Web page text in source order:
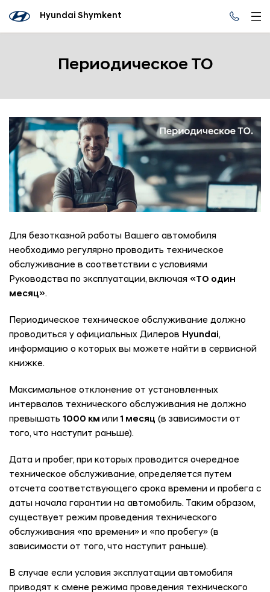
Hyundai Shymkent
Периодическое ТО
Для безотказной работы Вашего автомобиля
необходимо регулярно проводить техническое
обслуживание в соответствии с условиями
Руководства по эксплуатации, включая «ТО один
месяц».
Периодическое техническое обслуживание должно
проводиться у официальных Дилеров Hyundai,
информацию о которых вы можете найти в сервисной
книжке.
Максимальное отклонение от установленных
интервалов технического обслуживания не должно
превышать 1000 км или 1 месяц (в зависимости от
того, что наступит раньше).
Дата и пробег, при которых проводится очередное
техническое обслуживание, определяется путем
отсчета соответствующего срока времени и пробега с
даты начала гарантии на автомобиль. Таким образом,
существует режим проведения технического
обслуживания «по времени» и «по пробегу» (в
зависимости от того, что наступит раньше).
В случае если условия эксплуатации автомобиля
приводят к смене режима проведения технического